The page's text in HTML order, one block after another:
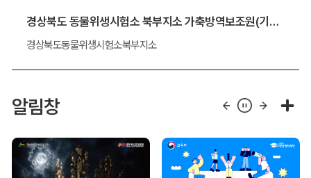
경상북도 동물위생시험소 북부지소 가축방역보조원(기간제 근로자) 채용 알림
경상북도동물위생시험소북부지소
알림창